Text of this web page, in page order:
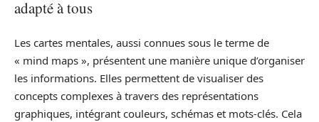
adapté à tous
Les cartes mentales, aussi connues sous le terme de
« mind maps », présentent une manière unique d’organiser
les informations. Elles permettent de visualiser des
concepts complexes à travers des représentations
graphiques, intégrant couleurs, schémas et mots-clés. Cela